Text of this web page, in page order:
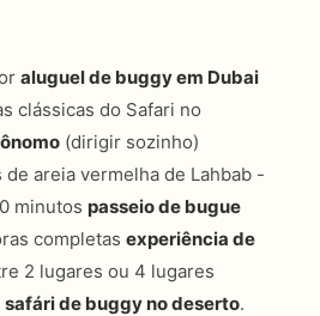
aluguel de buggy em Dubai
clássicas do Safari no
(dirigir sozinho)
de areia vermelha de Lahbab -
minutos passeio de bugue
completas experiência de
2 lugares ou 4 lugares
safári de buggy no deserto.